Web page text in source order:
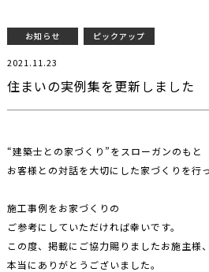
お知らせ ピックアップ
住まいの実例集を更新しました
2021.11.23
“建築士との家づくり”をスローガンのもと
お客様との対話を大切にした家づくりを行っ
施工事例をお家づくりの
ご参考にしていただければ幸いです。
この度、掲載にご協力賜りましたお施主様、
本当にありがとうございました。